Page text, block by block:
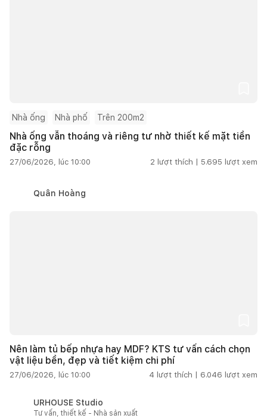
Nhà ống Nhà phố Trên 200m2
Nhà ống vẫn thoáng và riêng tư nhờ thiết kế mặt tiền
đặc rỗng
27/06/2026, lúc 10:00 2 lượt thích | 5.695 lượt xem
Quân Hoàng
Nên làm tủ bếp nhựa hay MDF? KTS tư vấn cách chọn
vật liệu bền, đẹp và tiết kiệm chi phí
27/06/2026, lúc 10:00 4 lượt thích | 6.046 lượt xem
URHOUSE Studio
Tư vấn, thiết kế - Nhà sản xuất